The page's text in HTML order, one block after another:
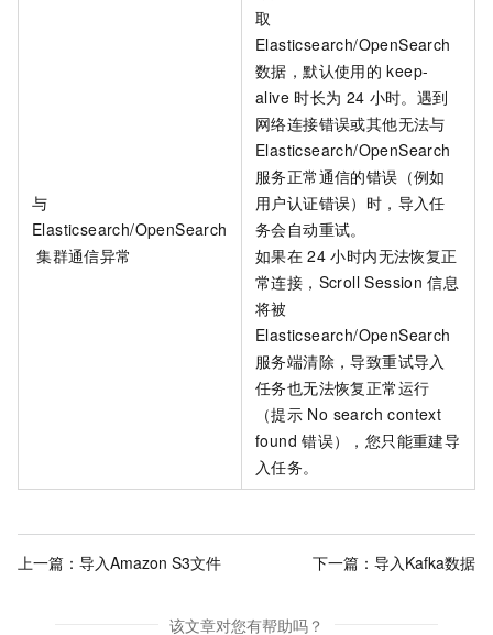
与
Elasticsearch/OpenSearch
集群通信异常
取
Elasticsearch/OpenSearch
数据，默认使用的 keep-
alive 时长为 24 小时。遇到
网络连接错误或其他无法与
Elasticsearch/OpenSearch
服务正常通信的错误（例如
用户认证错误）时，导入任
务会自动重试。
如果在 24 小时内无法恢复正
常连接，Scroll Session 信息
将被
Elasticsearch/OpenSearch
服务端清除，导致重试导入
任务也无法恢复正常运行
（提示 No search context
found 错误），您只能重建导
入任务。
上一篇： 导入Amazon S3文件 下一篇： 导入Kafka数据
该文章对您有帮助吗？